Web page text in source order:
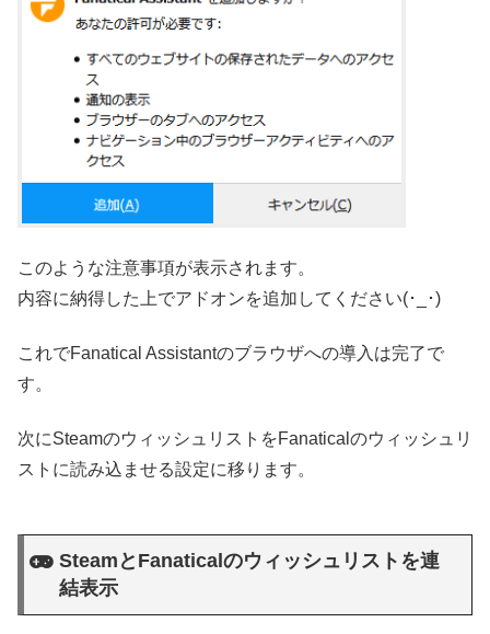
このような注意事項が表示されます。
内容に納得した上でアドオンを追加してください(･_･)
これでFanatical Assistantのブラウザへの導入は完了で
す。
次にSteamのウィッシュリストをFanaticalのウィッシュリ
ストに読み込ませる設定に移ります。
SteamとFanaticalのウィッシュリストを連
結表示